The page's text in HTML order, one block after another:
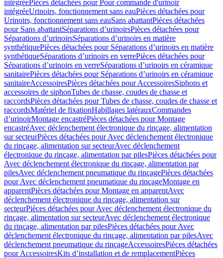
intégréePièces détachées pour Pour commande d'urinoir
intégréeUrinoirs, fonctionnement sans eauPièces détachées pour
Urinoirs, fonctionnement sans eauSans abattantPièces détachées
pour Sans abattantSéparations d’urinoirsPièces détachées pour
Séparations d’urinoirsSéparations d’urinoirs en matière
synthétiquePièces détachées pour Séparations d’urinoirs en matière
synthétiqueSéparations d’urinoirs en verrePièces détachées pour
Séparations d’urinoirs en verreSéparations d’urinoirs en céramique
sanitairePièces détachées pour Séparations d’urinoirs en céramique
sanitaireAccessoiresPièces détachées pour AccessoiresSiphons et
accessoires de siphonTubes de chasse, coudes de chasse et
raccordsPièces détachées pour Tubes de chasse, coudes de chasse et
raccordsMatériel de fixationHabillages latérauxCommandes
dʼurinoirMontage encastréPièces détachées pour Montage
encastréAvec déclenchement électronique du rinçage, alimentation
sur secteurPièces détachées pour Avec déclenchement électronique
du rinçage, alimentation sur secteurAvec déclenchement
électronique du rinçage, alimentation par pilesPièces détachées pour
Avec déclenchement électronique du rinçage, alimentation par
pilesAvec déclenchement pneumatique du rinçagePièces détachées
pour Avec déclenchement pneumatique du rinçageMontage en
apparentPièces détachées pour Montage en apparentAvec
déclenchement électronique du rinçage, alimentation sur
secteurPièces détachées pour Avec déclenchement électronique du
rinçage, alimentation sur secteurAvec déclenchement électronique
du rinçage, alimentation par pilesPièces détachées pour Avec
déclenchement électronique du rinçage, alimentation par pilesAvec
déclenchement pneumatique du rinçageAccessoiresPièces détachées
pour AccessoiresKits d’installation et de remplacementPièces